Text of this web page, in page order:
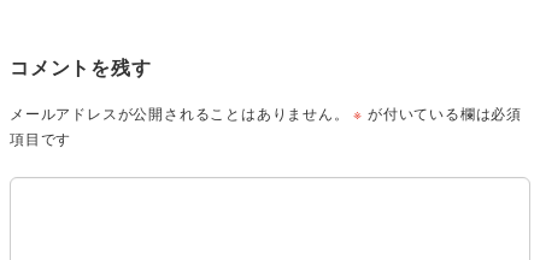
コメントを残す
メールアドレスが公開されることはありません。 ※ が付いている欄は必須
項目です